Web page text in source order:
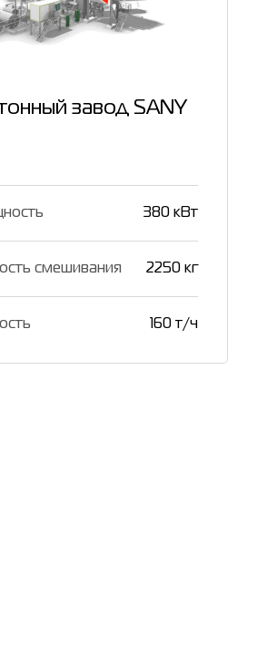
завод SANY
380 кВт
смешивания 2250 кг
160 т/ч